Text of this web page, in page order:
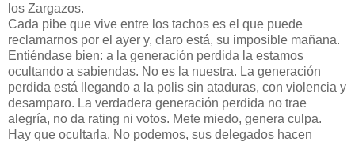
los Zargazos.
Cada pibe que vive entre los tachos es el que puede
reclamarnos por el ayer y, claro está, su imposible mañana.
Entiéndase bien: a la generación perdida la estamos
ocultando a sabiendas. No es la nuestra. La generación
perdida está llegando a la polis sin ataduras, con violencia y
desamparo. La verdadera generación perdida no trae
alegría, no da rating ni votos. Mete miedo, genera culpa.
Hay que ocultarla. No podemos, sus delegados hacen